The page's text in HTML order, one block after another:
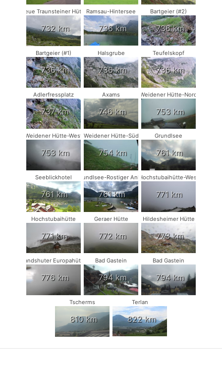
Neue Traunsteiner Hütte
732 km
Ramsau-Hintersee
736 km
Bartgeier (#2)
736 km
Bartgeier (#1)
736 km
Halsgrube
736 km
Teufelskopf
736 km
Adlerfressplatz
737 km
Axams
746 km
Weidener Hütte-Nord
753 km
Weidener Hütte-West
753 km
Weidener Hütte-Süd
754 km
Grundlsee
761 km
Seeblickhotel
761 km
Grundlsee-Rostiger Anker
761 km
Hochstubaihütte-West
771 km
Hochstubaihütte
771 km
Geraer Hütte
772 km
Hildesheimer Hütte
773 km
Landshuter Europahütte
776 km
Bad Gastein
794 km
Bad Gastein
794 km
Tscherms
810 km
Terlan
822 km